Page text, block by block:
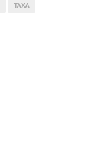
TAXA